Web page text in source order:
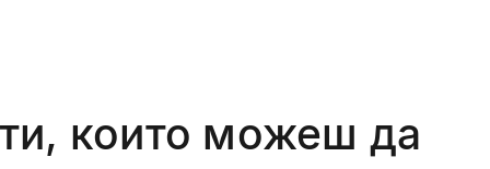
които можеш да